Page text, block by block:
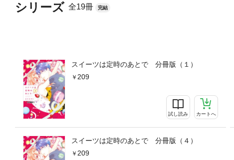
シリーズ 全19冊 完結
スイーツは定時のあとで 分冊版（１）
209
試し読み カートへ
スイーツは定時のあとで 分冊版（４）
209